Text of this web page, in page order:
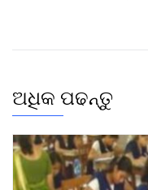
ଅଧିକ ପଢନ୍ତୁ